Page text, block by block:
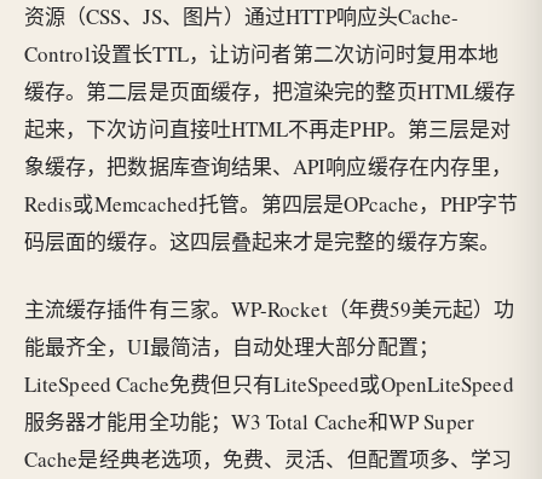
资源（CSS、JS、图片）通过HTTP响应头Cache-
Control设置长TTL，让访问者第二次访问时复用本地
缓存。第二层是页面缓存，把渲染完的整页HTML缓存
起来，下次访问直接吐HTML不再走PHP。第三层是对
象缓存，把数据库查询结果、API响应缓存在内存里，
Redis或Memcached托管。第四层是OPcache，PHP字节
码层面的缓存。这四层叠起来才是完整的缓存方案。
主流缓存插件有三家。WP-Rocket（年费59美元起）功
能最齐全，UI最简洁，自动处理大部分配置；
LiteSpeed Cache免费但只有LiteSpeed或OpenLiteSpeed
服务器才能用全功能；W3 Total Cache和WP Super
Cache是经典老选项，免费、灵活、但配置项多、学习